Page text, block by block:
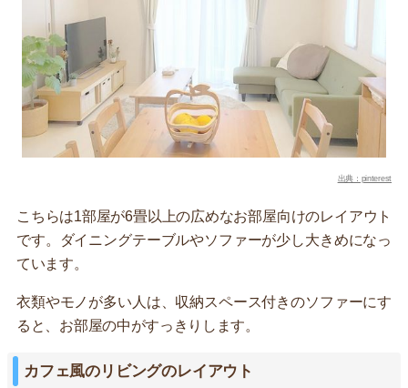
出典：pinterest
こちらは1部屋が6畳以上の広めなお部屋向けのレイアウト
です。ダイニングテーブルやソファーが少し大きめになっ
ています。
衣類やモノが多い人は、収納スペース付きのソファーにす
ると、お部屋の中がすっきりします。
カフェ風のリビングのレイアウト